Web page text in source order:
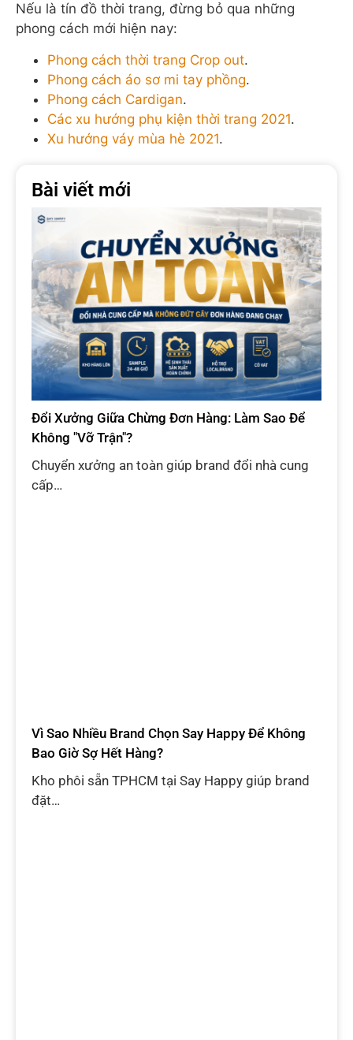
Nếu là tín đồ thời trang, đừng bỏ qua những
phong cách mới hiện nay:
Phong cách thời trang Crop out.
Phong cách áo sơ mi tay phồng.
Phong cách Cardigan.
Các xu hướng phụ kiện thời trang 2021.
Xu hướng váy mùa hè 2021.
Bài viết mới
Đổi Xưởng Giữa Chừng Đơn Hàng: Làm Sao Để
Không "Vỡ Trận"?
Chuyển xưởng an toàn giúp brand đổi nhà cung
cấp…
Vì Sao Nhiều Brand Chọn Say Happy Để Không
Bao Giờ Sợ Hết Hàng?
Kho phôi sẵn TPHCM tại Say Happy giúp brand
đặt…